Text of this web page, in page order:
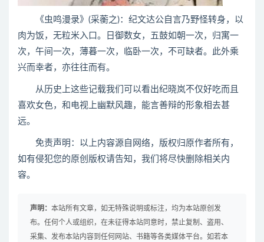
《虫鸣漫录》(采蘅之)：纪文达公自言乃野怪转身，以
肉为饭，无粒米入口。日御数女，五鼓如朝一次，归寓一
次，午间一次，薄暮一次，临卧一次，不可缺者。此外乘
兴而幸者，亦往往而有。
从历史上这些记载我们可以看出纪晓岚不仅好吃而且
喜欢女色，和电视上幽默风趣，能言善辩的形象相去甚
远。
免责声明：以上内容源自网络，版权归原作者所有，
如有侵犯您的原创版权请告知，我们将尽快删除相关内
容。
声明： 本站所有文章，如无特殊说明或标注，均为本站原创发
布。任何个人或组织，在未征得本站同意时，禁止复制、盗用、
采集、发布本站内容到任何网站、书籍等各类媒体平台。如若本